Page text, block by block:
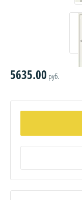
5635.00 руб.